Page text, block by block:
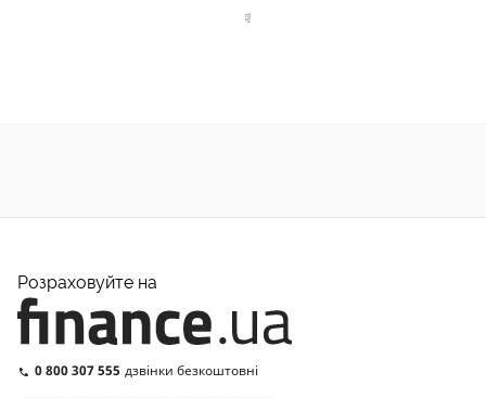
Розраховуйте на
0 800 307 555 дзвінки безкоштовні